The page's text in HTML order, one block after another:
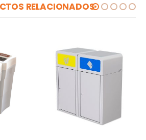
RELACIONADOS